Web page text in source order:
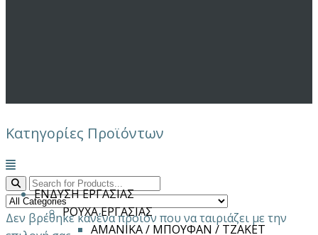
Κατηγορίες Προϊόντων
Μενού
ΕΝΔΥΣΗ ΕΡΓΑΣΙΑΣ
ΡΟΥΧΑ ΕΡΓΑΣΙΑΣ
ΑΜΑΝΙΚΑ / ΜΠΟΥΦΑΝ / ΤΖΑΚΕΤ
Δεν βρέθηκε κανένα προϊόν που να ταιριάζει με την